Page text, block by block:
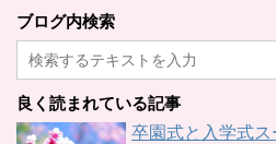
ブログ内検索
良く読まれている記事
卒園式と入学式ス